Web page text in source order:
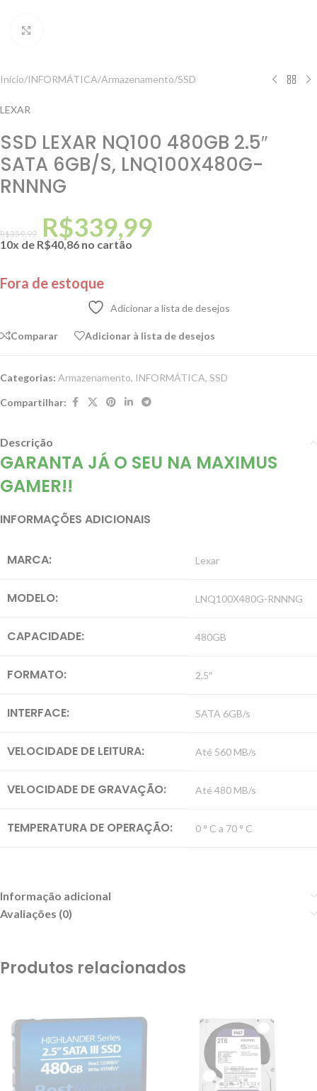
Início/INFORMÁTICA/Armazenamento/SSD
LEXAR
SSD LEXAR NQ100 480GB 2.5″
SATA 6GB/S, LNQ100X480G-
RNNNG
R$359,99 R$339,99
10x de R$40,86 no cartão
Fora de estoque
Adicionar a lista de desejos
Comparar Adicionar à lista de desejos
Categorias: Armazenamento, INFORMÁTICA, SSD
Compartilhar:
Descrição
GARANTA JÁ O SEU NA MAXIMUS
GAMER!!
INFORMAÇÕES ADICIONAIS
MARCA: Lexar
MODELO: LNQ100X480G-RNNNG
CAPACIDADE: 480GB
FORMATO: 2,5″
INTERFACE: SATA 6GB/s
VELOCIDADE DE LEITURA: Até 560 MB/s
VELOCIDADE DE GRAVAÇÃO: Até 480 MB/s
TEMPERATURA DE OPERAÇÃO: 0 ° C a 70 ° C
Informação adicional
Avaliações (0)
Produtos relacionados